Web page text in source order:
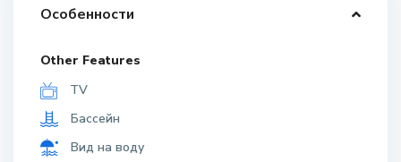
Адрес
City:
Cap Cana
Area: Cap Cana
State/County: Punta Cana region